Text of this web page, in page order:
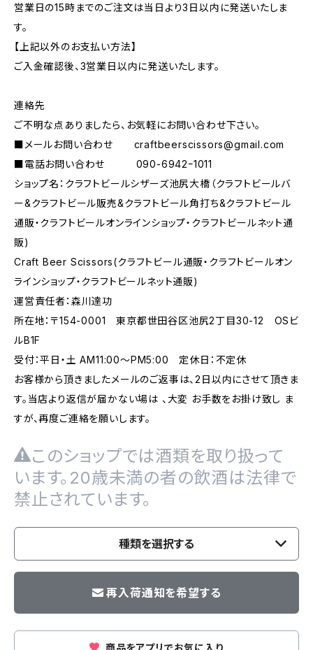
営業日の15時までのご注文は当日より3日以内に発送いたしま
す。
【上記以外のお支払い方法】
ご入金確認後、3営業日以内に発送いたします。
連絡先
ご不明な点ありましたら、お気軽にお問い合わせ下さい。
■メールお問い合わせ craftbeerscissors@gmail.com
■電話お問い合わせ 090-6942ｰ1011
ショップ名：クラフトビールシザーズ池尻大橋（クラフトビールバ
ー&クラフトビール販売&クラフトビール角打ち&クラフトビール
通販・クラフトビールオンラインショップ・クラフトビールネット通
販)
Craft Beer Scissors(クラフトビール通販・クラフトビールオン
ラインショップ・クラフトビールネット通販)
運営責任者：森川達功
所在地：〒154-0001 東京都世田谷区池尻2丁目30-12 OSビ
ルB1F
受付：平日・土 AM11:00～PM5:00 定休日：不定休
お客様から頂きましたメールのご返事は、2日以内にさせて頂きま
す。当店より返信が届かない場は 、大変 お手数をお掛け致し ま
すが、再度ご連絡を願いします。
このショップでは酒類を取り扱って
います。20歳未満の者の飲酒は法律で
禁止されています。
種類を選択する
再入荷通知を希望する
商品をアプリでお気に入り